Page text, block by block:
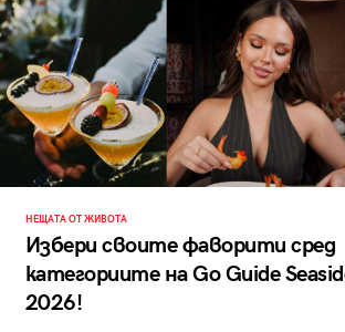
НЕЩАТА ОТ ЖИВОТА
Избери своите фаворити сред
категориите на Go Guide
2026!